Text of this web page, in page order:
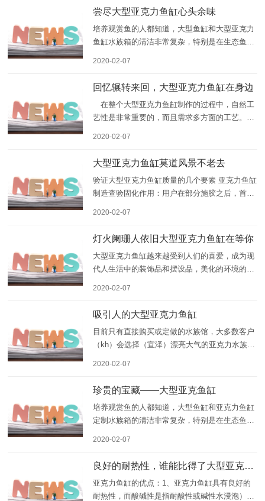
身影不仅经常出现在公司、商场和一些休闲场
所，也被许多水族工程公司
尝尽大型亚克力鱼缸心头余味
培养观赏鱼的人都知道，大型鱼缸和大型亚克力
鱼缸水族箱的清洁非常复杂，特别是在生态鱼缸
克力鱼缸厂家概要淡水鱼缸水族箱的清洁步骤将
有助于您的观
2020-02-07
回忆辗转来回，大型亚克力鱼缸在身边
在整个大型亚克力鱼缸制作的过程中，自然工
艺性是非常重要的，而且需求多方面的工艺。那
方在鱼缸的边缘及拐角方位也都需求有更好的细
节处置，但是其在这方面
2020-02-07
大型亚克力鱼缸莫道风景不老去
验证大型亚克力鱼缸质量的几个要素 亚克力鱼缸
制造查验固化作用：用户在部分施胶之后，首先
质量有问题(当然也应考虑环境条件的影响)。 然
后
2020-02-07
灯火阑珊人依旧大型亚克力鱼缸在等你
大型亚克力鱼缸越来越受到人们的喜爱，成为现
代人生活中的装饰品和摆设品，美化的环境的同
身影不仅经常出现在公司、商场和一些休闲场
所，也被许多水族工程公司
2020-02-07
吸引人的大型亚克力鱼缸
目前只有直接购买或定做的水族馆，大多数客户
（kh）会选择（宣泽）漂亮大气的亚克力水族
是合适的。站着的时候，成年人几乎不能操作水
族馆，这决定了传统水族馆的整
2020-02-07
珍贵的宝藏——大型亚克鱼缸
培养观赏鱼的人都知道，大型鱼缸和亚克力鱼缸
定制水族箱的清洁非常复杂，特别是在生态鱼缸
克力鱼缸厂家概要淡水鱼缸水族箱的清洁步骤将
有助于您的观
2020-02-07
良好的耐热性，谁能比得了大型亚克力鱼缸
亚克力鱼缸的优点：1、亚克力鱼缸具有良好的
耐热性，而酸碱性是指耐酸性或碱性水浸泡）可